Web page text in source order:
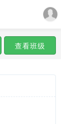
查看班级